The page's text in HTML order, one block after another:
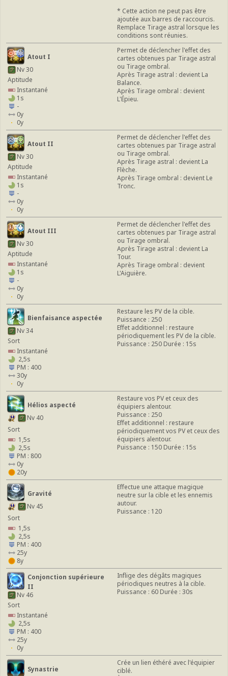
* Cette action ne peut pas être
ajoutée aux barres de raccourcis.
Remplace Tirage astral lorsque les
conditions sont réunies.
Atout I
Nv 30
Aptitude
Instantané
1s
-
0y
0y
Permet de déclencher l'effet des
cartes obtenues par Tirage astral
ou Tirage ombral.
Après Tirage astral : devient La
Balance.
Après Tirage ombral : devient
L'Épieu.
Atout II
Nv 30
Aptitude
Instantané
1s
-
0y
0y
Permet de déclencher l'effet des
cartes obtenues par Tirage astral
ou Tirage ombral.
Après Tirage astral : devient La
Flèche.
Après Tirage ombral : devient Le
Tronc.
Atout III
Nv 30
Aptitude
Instantané
1s
-
0y
0y
Permet de déclencher l'effet des
cartes obtenues par Tirage astral
ou Tirage ombral.
Après Tirage astral : devient La
Tour.
Après Tirage ombral : devient
L'Aiguière.
Bienfaisance aspectée
Nv 34
Sort
Instantané
2,5s
PM : 400
30y
0y
Restaure les PV de la cible.
Puissance : 250
Effet additionnel : restaure
périodiquement les PV de la cible.
Puissance : 250 Durée : 15s
Hélios aspecté
Nv 40
Sort
1,5s
2,5s
PM : 800
0y
20y
Restaure vos PV et ceux des
équipiers alentour.
Puissance : 250
Effet additionnel : restaure
périodiquement vos PV et ceux des
équipiers alentour.
Puissance : 150 Durée : 15s
Gravité
Nv 45
Sort
1,5s
2,5s
PM : 400
25y
8y
Effectue une attaque magique
neutre sur la cible et les ennemis
autour.
Puissance : 120
Conjonction supérieure
II
Nv 46
Sort
Instantané
2,5s
PM : 400
25y
0y
Inflige des dégâts magiques
périodiques neutres à la cible.
Puissance : 60 Durée : 30s
Synastrie
Crée un lien éthéré avec l'équipier
ciblé.